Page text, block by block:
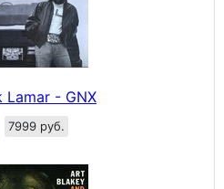
Lamar - GNX
7999 руб.